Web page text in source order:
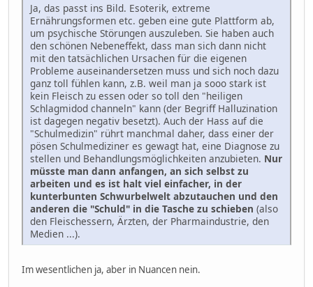
Ja, das passt ins Bild. Esoterik, extreme
Ernährungsformen etc. geben eine gute Plattform ab,
um psychische Störungen auszuleben. Sie haben auch
den schönen Nebeneffekt, dass man sich dann nicht
mit den tatsächlichen Ursachen für die eigenen
Probleme auseinandersetzen muss und sich noch dazu
ganz toll fühlen kann, z.B. weil man ja sooo stark ist
kein Fleisch zu essen oder so toll den "heiligen
Schlagmidod channeln" kann (der Begriff Halluzination
ist dagegen negativ besetzt). Auch der Hass auf die
"Schulmedizin" rührt manchmal daher, dass einer der
pösen Schulmediziner es gewagt hat, eine Diagnose zu
stellen und Behandlungsmöglichkeiten anzubieten. Nur
müsste man dann anfangen, an sich selbst zu
arbeiten und es ist halt viel einfacher, in der
kunterbunten Schwurbelwelt abzutauchen und den
anderen die "Schuld" in die Tasche zu schieben (also
den Fleischessern, Ärzten, der Pharmaindustrie, den
Medien ...).
Im wesentlichen ja, aber in Nuancen nein.